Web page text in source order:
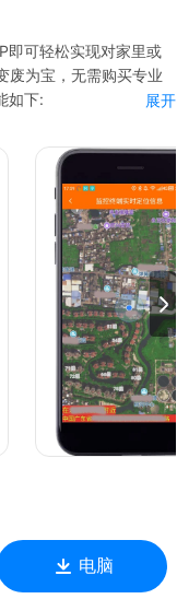
即可轻松实现对家里或
废为宝，无需购买专业
如下:
展开
电脑